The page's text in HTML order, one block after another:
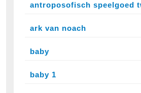
antroposofisch speelgoed
ark van noach
baby
baby 1